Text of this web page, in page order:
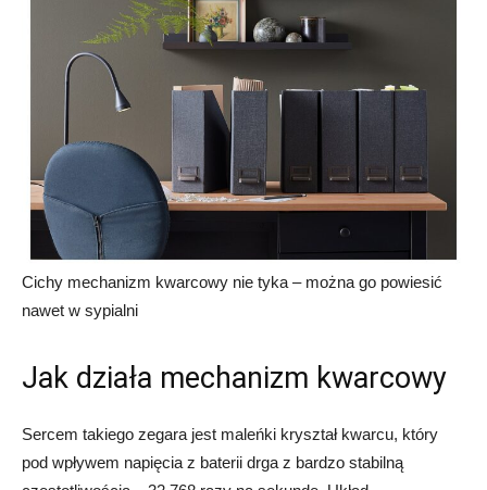
Cichy mechanizm kwarcowy nie tyka – można go powiesić
nawet w sypialni
Jak działa mechanizm kwarcowy
Sercem takiego zegara jest maleńki kryształ kwarcu, który
pod wpływem napięcia z baterii drga z bardzo stabilną